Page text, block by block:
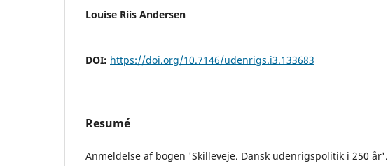
Louise Riis Andersen
DOI: https://doi.org/10.7146/udenrigs.i3.133683
Resumé
Anmeldelse af bogen 'Skilleveje. Dansk udenrigspolitik i 250 år'.